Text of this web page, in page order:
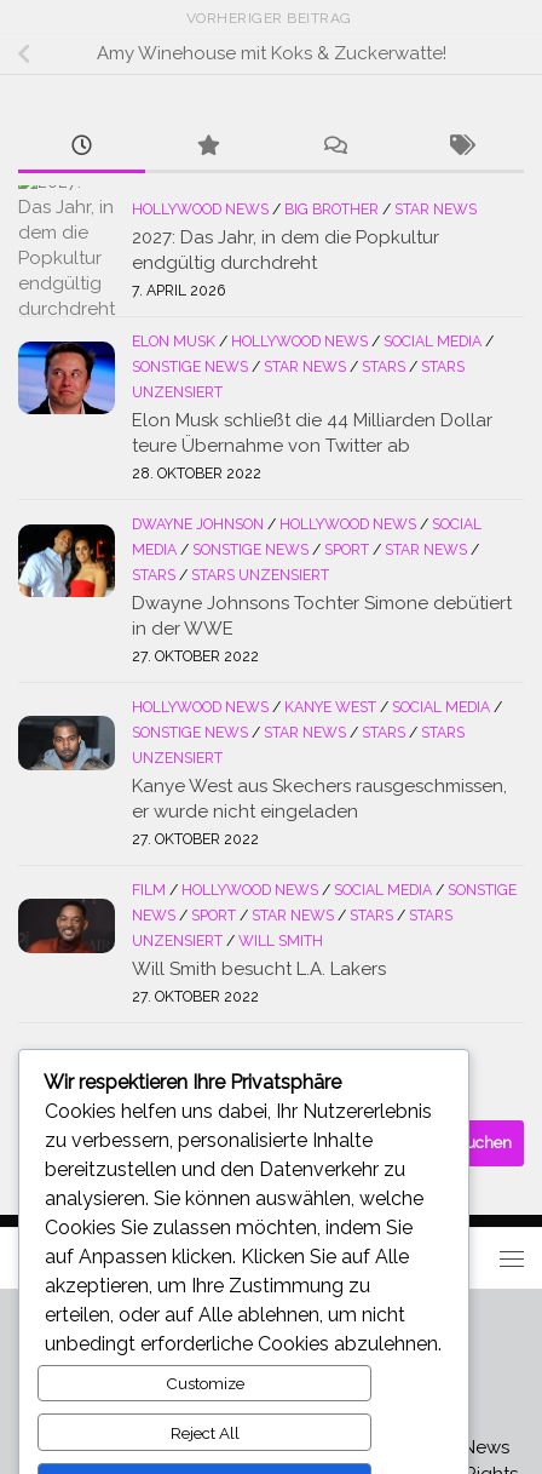
VORHERIGER BEITRAG
Amy Winehouse mit Koks & Zuckerwatte!
HOLLYWOOD NEWS / BIG BROTHER / STAR NEWS
2027: Das Jahr, in dem die Popkultur
endgültig durchdreht
7. APRIL 2026
ELON MUSK / HOLLYWOOD NEWS / SOCIAL MEDIA /
SONSTIGE NEWS / STAR NEWS / STARS / STARS
UNZENSIERT
Elon Musk schließt die 44 Milliarden Dollar
teure Übernahme von Twitter ab
28. OKTOBER 2022
DWAYNE JOHNSON / HOLLYWOOD NEWS / SOCIAL
MEDIA / SONSTIGE NEWS / SPORT / STAR NEWS /
STARS / STARS UNZENSIERT
Dwayne Johnsons Tochter Simone debütiert
in der WWE
27. OKTOBER 2022
HOLLYWOOD NEWS / KANYE WEST / SOCIAL MEDIA /
SONSTIGE NEWS / STAR NEWS / STARS / STARS
UNZENSIERT
Kanye West aus Skechers rausgeschmissen,
er wurde nicht eingeladen
27. OKTOBER 2022
FILM / HOLLYWOOD NEWS / SOCIAL MEDIA / SONSTIGE
NEWS / SPORT / STAR NEWS / STARS / STARS
UNZENSIERT / WILL SMITH
Will Smith besucht L.A. Lakers
27. OKTOBER 2022
Suchen
nach:
Star und Promi News - Aktuelle Bilder, Videos und News
Wir respektieren Ihre Privatsphäre
Cookies helfen uns dabei, Ihr Nutzererlebnis
zu verbessern, personalisierte Inhalte
bereitzustellen und den Datenverkehr zu
analysieren. Sie können auswählen, welche
Cookies Sie zulassen möchten, indem Sie
auf Anpassen klicken. Klicken Sie auf Alle
akzeptieren , um Ihre Zustimmung zu
erteilen, oder auf Alle ablehnen , um nicht
unbedingt erforderliche Cookies abzulehnen.
Customize
Reject All